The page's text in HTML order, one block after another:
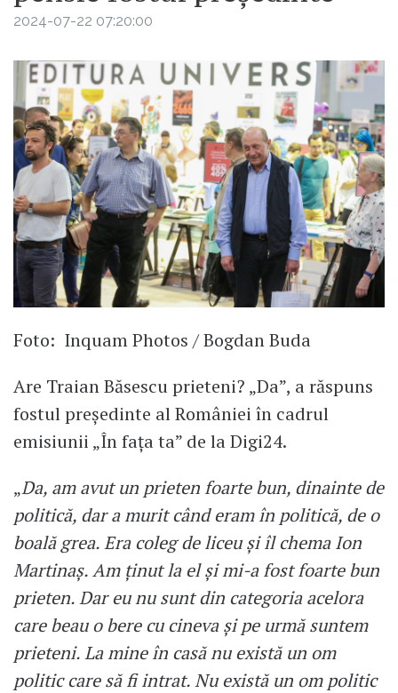
2024-07-22 07:20:00
Foto: Inquam Photos / Bogdan Buda
Are Traian Băsescu prieteni? „Da”, a răspuns
fostul președinte al României în cadrul
emisiunii „În fața ta” de la Digi24.
„Da, am avut un prieten foarte bun, dinainte de
politică, dar a murit când eram în politică, de o
boală grea. Era coleg de liceu și îl chema Ion
Martinaș. Am ținut la el și mi-a fost foarte bun
prieten. Dar eu nu sunt din categoria acelora
care beau o bere cu cineva și pe urmă suntem
prieteni. La mine în casă nu există un om
politic care să fi intrat. Nu există un om politic